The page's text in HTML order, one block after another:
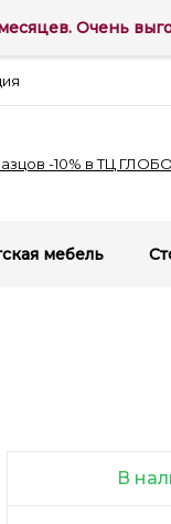
-10% в ТЦ
мебель
В
Очень